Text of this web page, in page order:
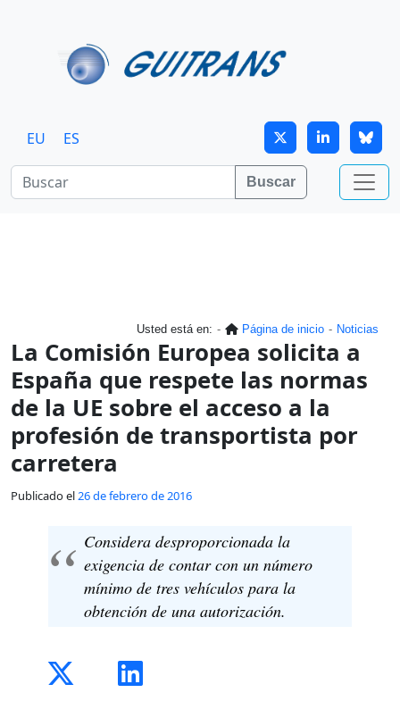
EU ES
Buscar
Usted está en: Página de inicio Noticias
La Comisión Europea solicita a
España que respete las normas
de la UE sobre el acceso a la
profesión de transportista por
carretera
Publicado el26 de febrero de 2016
Considera desproporcionada la
exigencia de contar con un número
mínimo de tres vehículos para la
obtención de una autorización.